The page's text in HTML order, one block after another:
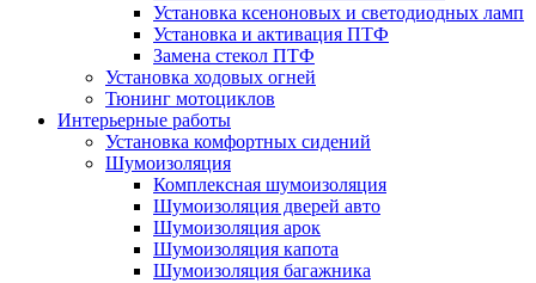
Установка ксеноновых и светодиодных ламп
Установка и активация ПТФ
Замена стекол ПТФ
Установка ходовых огней
Тюнинг мотоциклов
Интерьерные работы
Установка комфортных сидений
Шумоизоляция
Комплексная шумоизоляция
Шумоизоляция дверей авто
Шумоизоляция арок
Шумоизоляция капота
Шумоизоляция багажника